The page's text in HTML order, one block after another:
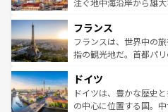
ませてくれるイタリア
なお、新着のイタリア
しい。
注ぐ地中海沿岸から雄
文化が根付くこの国で
れる闘牛、そして美味
る。首都マドリードの
の城塞都市、穏やかな
せる。地方によって風
フランス
フランスは、世界中の
指の観光地だ。首都パ
で、幅広い魅力が詰ま
聖堂、美しいビーチ、
から魅了する。また、
ドイツ
ドイツは、豊かな歴史
の中心に位置する国。